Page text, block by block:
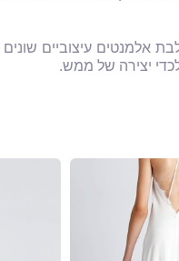
אלמנטים עיצוביים שונים